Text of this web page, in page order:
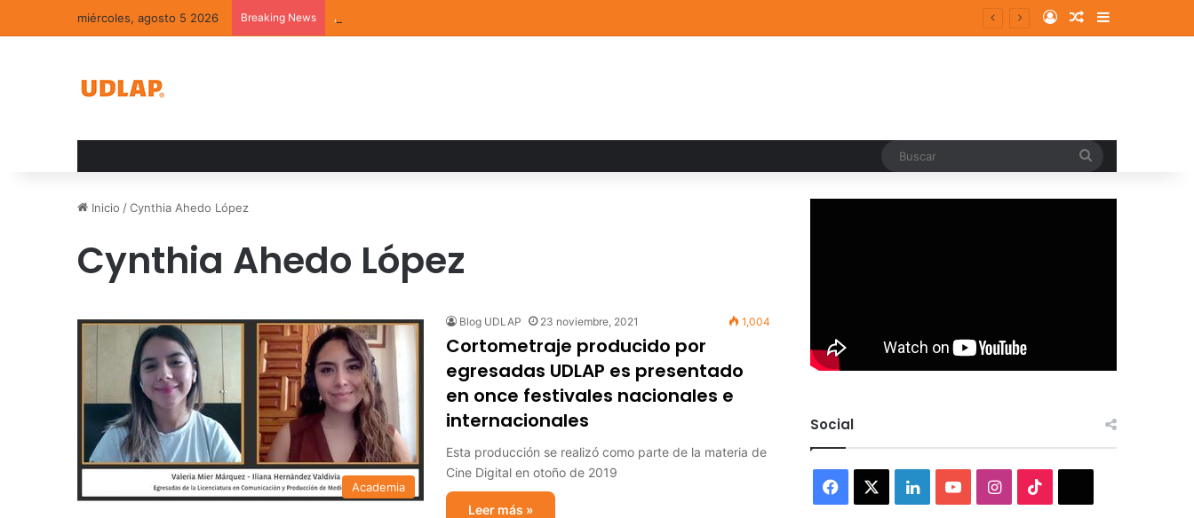
miércoles, agosto 5 2026 Breaking News Académica UDLAP asesora un proyecto que creará dispositivo capaz de clasificar episodios ansioso-depresivos Log InRandom Article
Sidebar
Inicio /Cynthia Ahedo López
Cynthia Ahedo López
Academia
Blog UDLAP 23 noviembre, 2021 1,004
Cortometraje producido por
egresadas UDLAP es presentado
en once festivales nacionales e
internacionales
Esta producción se realizó como parte de la materia de
Cine Digital en otoño de 2019
Leer más »
Social
Facebook LinkedInYouTubeInstagram